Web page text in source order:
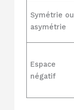
Symétrie ou
asymétrie
Espace
négatif